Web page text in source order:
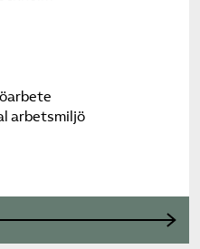
arbetsmiljö